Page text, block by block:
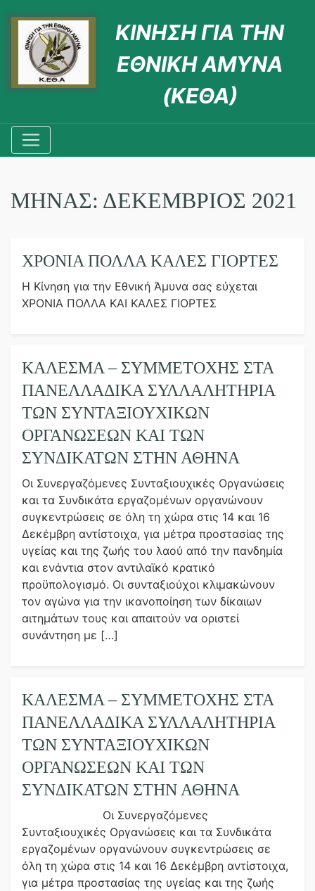
ΚΙΝΗΣΗ ΓΙΑ ΤΗΝ
ΕΘΝΙΚΗ ΑΜΥΝΑ
(ΚΕΘΑ)
ΜΉΝΑΣ: ΔΕΚΈΜΒΡΙΟΣ 2021
ΧΡΟΝΙΑ ΠΟΛΛΑ ΚΑΛΕΣ ΓΙΟΡΤΕΣ
Η Κίνηση για την Εθνική Άμυνα σας εύχεται
ΧΡΟΝΙΑ ΠΟΛΛΑ ΚΑΙ ΚΑΛΕΣ ΓΙΟΡΤΕΣ
ΚΑΛΕΣΜΑ – ΣΥΜΜΕΤΟΧΗΣ ΣΤΑ
ΠΑΝΕΛΛΑΔΙΚΑ ΣΥΛΛΑΛΗΤΗΡΙΑ
ΤΩΝ ΣΥΝΤΑΞΙΟΥΧΙΚΩΝ
ΟΡΓΑΝΩΣΕΩΝ ΚΑΙ ΤΩΝ
ΣΥΝΔΙΚΑΤΩΝ ΣΤΗΝ ΑΘΗΝΑ
Οι Συνεργαζόμενες Συνταξιουχικές Οργανώσεις
και τα Συνδικάτα εργαζομένων οργανώνουν
συγκεντρώσεις σε όλη τη χώρα στις 14 και 16
Δεκέμβρη αντίστοιχα, για μέτρα προστασίας της
υγείας και της ζωής του λαού από την πανδημία
και ενάντια στον αντιλαϊκό κρατικό
προϋπολογισμό. Οι συνταξιούχοι κλιμακώνουν
τον αγώνα για την ικανοποίηση των δίκαιων
αιτημάτων τους και απαιτούν να οριστεί
συνάντηση με […]
ΚΑΛΕΣΜΑ – ΣΥΜΜΕΤΟΧΗΣ ΣΤΑ
ΠΑΝΕΛΛΑΔΙΚΑ ΣΥΛΛΑΛΗΤΗΡΙΑ
ΤΩΝ ΣΥΝΤΑΞΙΟΥΧΙΚΩΝ
ΟΡΓΑΝΩΣΕΩΝ ΚΑΙ ΤΩΝ
ΣΥΝΔΙΚΑΤΩΝ ΣΤΗΝ ΑΘΗΝΑ
Οι Συνεργαζόμενες
Συνταξιουχικές Οργανώσεις και τα Συνδικάτα
εργαζομένων οργανώνουν συγκεντρώσεις σε
όλη τη χώρα στις 14 και 16 Δεκέμβρη αντίστοιχα,
για μέτρα προστασίας της υγείας και της ζωής